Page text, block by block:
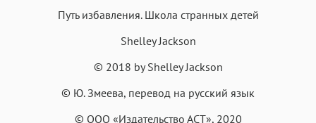
Аа
Garamond Fira Sans
Аа
San Francisco Аа
SF Serif New York
Путь избавления. Школа странных детей
Shelley Jackson
© 2018 by Shelley Jackson
© Ю. Змеева, перевод на русский язык
© ООО «Издательство АСТ», 2020